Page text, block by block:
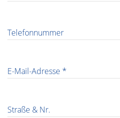
Telefonnummer
E-Mail-Adresse *
Straße & Nr.